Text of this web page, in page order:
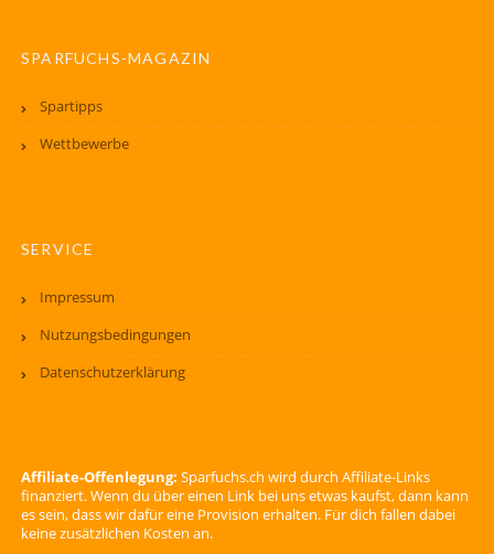
SPARFUCHS-MAGAZIN
Spartipps
Wettbewerbe
SERVICE
Impressum
Nutzungsbedingungen
Datenschutzerklärung
Affiliate-Offenlegung: Sparfuchs.ch wird durch Affiliate-Links
finanziert. Wenn du über einen Link bei uns etwas kaufst, dann kann
es sein, dass wir dafür eine Provision erhalten. Für dich fallen dabei
keine zusätzlichen Kosten an.